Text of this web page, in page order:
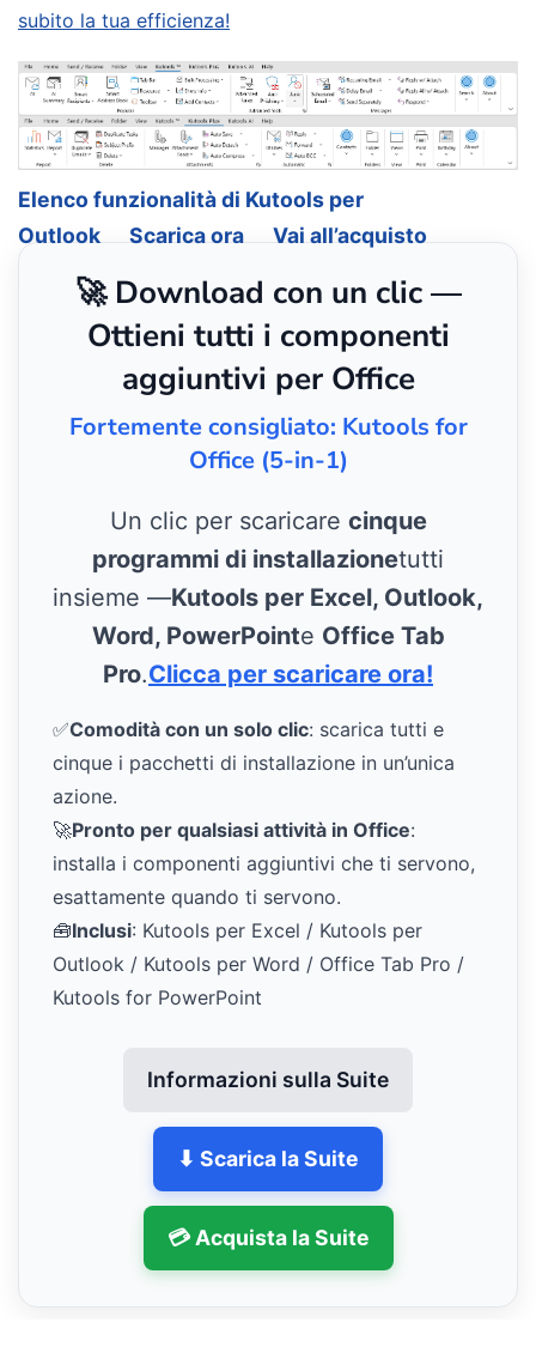
subito la tua efficienza!
Elenco funzionalità di Kutools per
Outlook
Scarica ora Vai all’acquisto
🚀 Download con un clic —
Ottieni tutti i componenti
aggiuntivi per Office
Fortemente consigliato: Kutools for
Office (5-in-1)
Un clic per scaricare cinque
programmi di installazionetutti
insieme —Kutools per Excel, Outlook,
Word, PowerPointe Office Tab
Pro.Clicca per scaricare ora!
✅Comodità con un solo clic: scarica tutti e
cinque i pacchetti di installazione in un’unica
azione.
🚀Pronto per qualsiasi attività in Office:
installa i componenti aggiuntivi che ti servono,
esattamente quando ti servono.
🧰Inclusi: Kutools per Excel / Kutools per
Outlook / Kutools per Word / Office Tab Pro /
Kutools for PowerPoint
Informazioni sulla Suite
⬇ Scarica la Suite
💳 Acquista la Suite